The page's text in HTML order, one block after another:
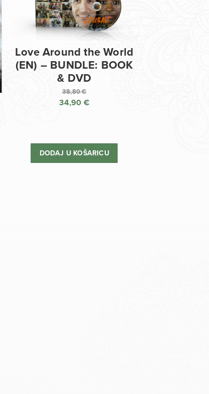
Love Around the World
(EN) – BUNDLE: BOOK
& DVD
38,80€
Izvorna
je:
38,80 €.
34,90 €
je:
34,90 €.
DODAJ U KOŠARICU